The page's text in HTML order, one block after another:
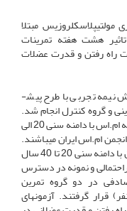
مولتیپل­اسکلروزیس مبتلا
هشت هفته تمرینات
راه رفتن و قدرت عضلات
نیمه­ تجربی با طرح پیش­
و گروه کنترل انجام شد.
جامعه آماری تحقیق حاضر، جمعیت زنان مبتلا به ام.اس با دامنه سنی 20 الی
ام.اس ایران می­باشند.
نمونه آماری تحقیق حاضر شامل 24 نفر از زنان با دامنه سنی 20 تا 40 سال
به صورت غیراحتمالی و نمونه در دسترس
در دو گروه تمرین
(12 نفر) و گروه کنترل (12 نفر) قرار گرفتند. آزمون­های